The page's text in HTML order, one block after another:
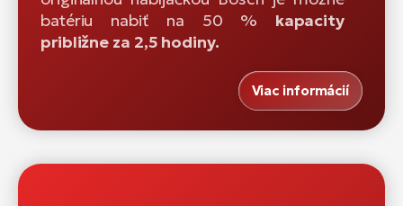
batériu nabiť na 50 % kapacity
približne za 2,5 hodiny.
Viac informácií